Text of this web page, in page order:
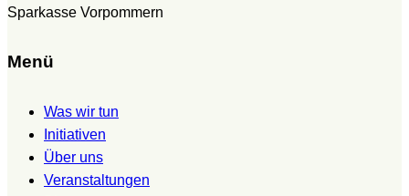
Sparkasse Vorpommern
Menü
Was wir tun
Initiativen
Über uns
Veranstaltungen